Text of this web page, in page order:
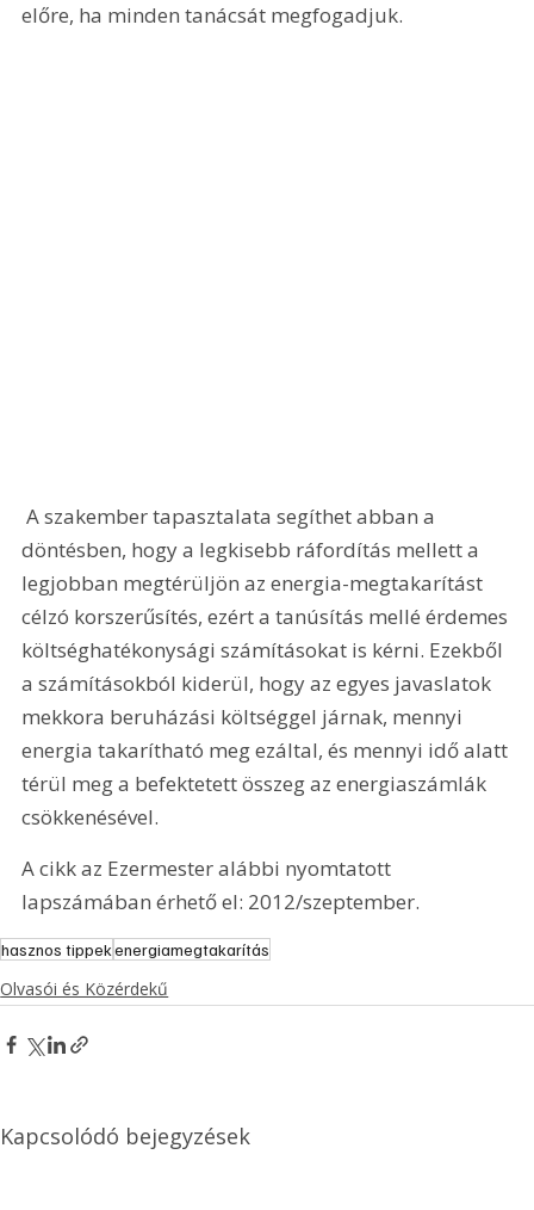
előre, ha minden tanácsát megfogadjuk.
A szakember tapasztalata segíthet abban a
döntésben, hogy a legkisebb ráfordítás mellett a
legjobban megtérüljön az energia-megtakarítást
célzó korszerűsítés, ezért a tanúsítás mellé érdemes
költséghatékonysági számításokat is kérni. Ezekből
a számításokból kiderül, hogy az egyes javaslatok
mekkora beruházási költséggel járnak, mennyi
energia takarítható meg ezáltal, és mennyi idő alatt
térül meg a befektetett összeg az energiaszámlák
csökkenésével.
A cikk az Ezermester alábbi nyomtatott
lapszámában érhető el: 2012/szeptember.
hasznos tippekenergiamegtakarítás
Olvasói és Közérdekű
Kapcsolódó bejegyzések